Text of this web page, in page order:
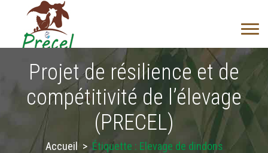
Projet de résilience et de
compétitivité de l’élevage
(PRECEL)
Accueil > Étiquette : Elevage de dindons